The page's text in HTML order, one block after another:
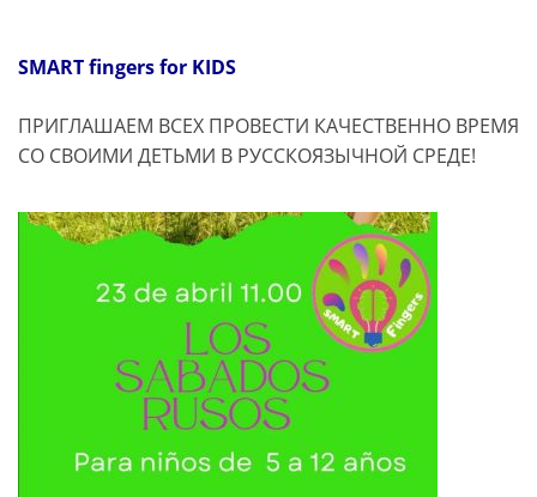
SMART fingers for KIDS
ПРИГЛАШАЕМ ВСЕХ ПРОВЕСТИ КАЧЕСТВЕННО ВРЕМЯ
СО СВОИМИ ДЕТЬМИ В РУССКОЯЗЫЧНОЙ СРЕДЕ!